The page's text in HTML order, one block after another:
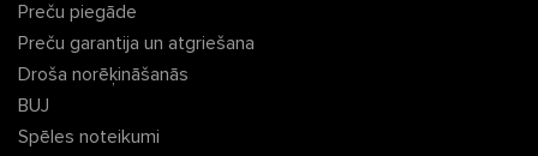
Preču piegāde
Preču garantija un atgriešana
Droša norēķināšanās
BUJ
Spēles noteikumi